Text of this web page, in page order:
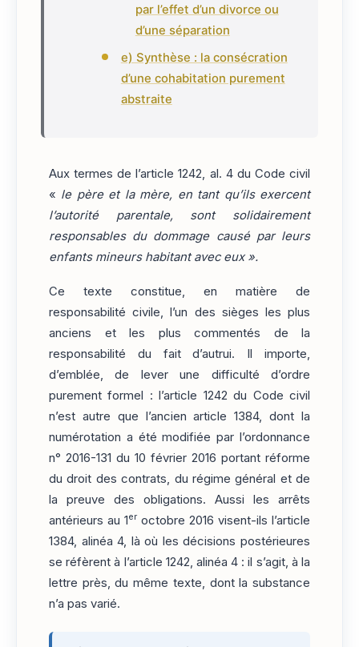
par l’effet d’un divorce ou
d’une séparation
e) Synthèse : la consécration
d’une cohabitation purement
abstraite
Aux termes de l’article 1242, al. 4 du Code civil
« le père et la mère, en tant qu’ils exercent
l’autorité parentale, sont solidairement
responsables du dommage causé par leurs
enfants mineurs habitant avec eux ».
Ce texte constitue, en matière de
responsabilité civile, l’un des sièges les plus
anciens et les plus commentés de la
responsabilité du fait d’autrui. Il importe,
d’emblée, de lever une difficulté d’ordre
purement formel : l’article 1242 du Code civil
n’est autre que l’ancien article 1384, dont la
numérotation a été modifiée par l’ordonnance
n° 2016-131 du 10 février 2016 portant réforme
du droit des contrats, du régime général et de
la preuve des obligations. Aussi les arrêts
antérieurs au 1er octobre 2016 visent-ils l’article
1384, alinéa 4, là où les décisions postérieures
se réfèrent à l’article 1242, alinéa 4 : il s’agit, à la
lettre près, du même texte, dont la substance
n’a pas varié.